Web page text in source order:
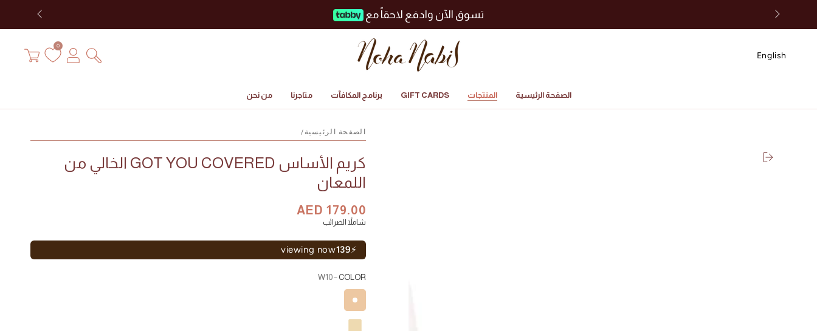
انتقل إلى المحتوى Free shipping on orders above 249 AED.
English
تسجيل
الدخول
0
سلة
التسوق
الصفحة الرئيسية المنتجات GIFT CARDS برنامج المكافآت متاجرنا من نحن
الصفحة الرئيسية /
كريم الأساس GOT YOU COVERED الخالي من
اللمعان
السعر
AED 179.00
سعر
البيع
شاملاً الضرائب
⚡
139
viewing now
COLOR
– W10